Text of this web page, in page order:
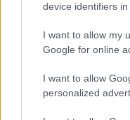
device identifiers in
I want to allow my
Google for online
I want to allow
personalized